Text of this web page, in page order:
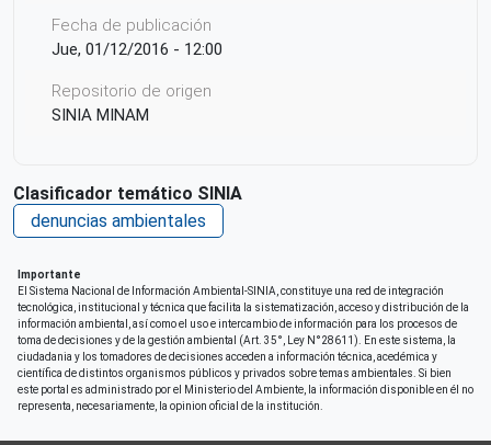
Fecha de publicación
Jue, 01/12/2016 - 12:00
Repositorio de origen
SINIA MINAM
Clasificador temático SINIA
denuncias ambientales
Importante
El Sistema Nacional de Información Ambiental-SINIA, constituye una red de integración
tecnológica, institucional y técnica que facilita la sistematización, acceso y distribución de la
información ambiental, así como el uso e intercambio de información para los procesos de
toma de decisiones y de la gestión ambiental (Art. 35°, Ley N°28611). En este sistema, la
ciudadania y los tomadores de decisiones acceden a información técnica, acedémica y
científica de distintos organismos públicos y privados sobre temas ambientales. Si bien
este portal es administrado por el Ministerio del Ambiente, la información disponible en él no
representa, necesariamente, la opinion oficial de la institución.